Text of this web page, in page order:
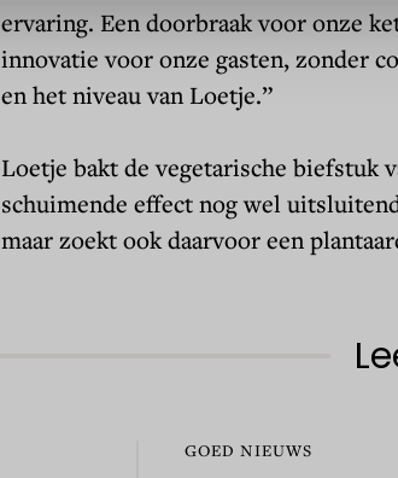
ervaring. Een doorbraak voor onze
innovatie voor onze gasten, zonder
en het niveau van Loetje.”
Loetje bakt de vegetarische biefstuk
schuimende effect nog wel
maar zoekt ook daarvoor een
GOED NIEUWS